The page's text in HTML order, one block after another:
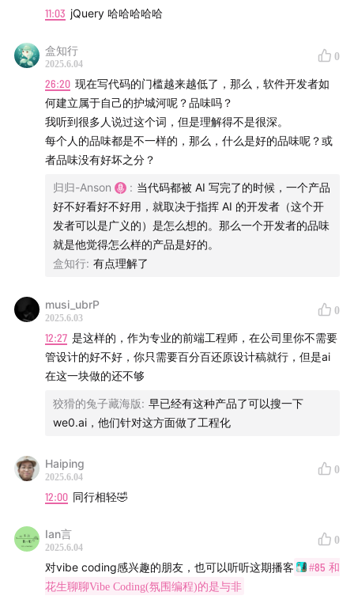
11:03 jQuery 哈哈哈哈哈
盒知行
2025.6.04
0
26:20 现在写代码的门槛越来越低了，那么，软件开发者如
何建立属于自己的护城河呢？品味吗？
我听到很多人说过这个词，但是理解得不是很深。
每个人的品味都是不一样的，那么，什么是好的品味呢？或
者品味没有好坏之分？
归归-Anson : 当代码都被 AI 写完了的时候，一个产品
好不好看好不好用，就取决于指挥 AI 的开发者（这个开
发者可以是广义的）是怎么想的。那么一个开发者的品味
就是他觉得怎么样的产品是好的。
盒知行: 有点理解了
musi_ubrP
2025.6.03
0
12:27 是这样的，作为专业的前端工程师，在公司里你不需要
管设计的好不好，你只需要百分百还原设计稿就行，但是ai
在这一块做的还不够
狡猾的兔子藏海版: 早已经有这种产品了可以搜一下
we0.ai，他们针对这方面做了工程化
Haiping
2025.6.04
0
12:00 同行相轻🤣
Ian言
2025.6.04
0
对vibe coding感兴趣的朋友，也可以听听这期播客
#85 和
花生聊聊Vibe Coding(氛围编程)的是与非